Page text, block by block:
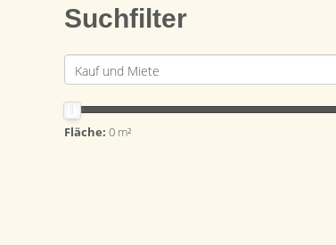
Suchfilter
Fläche: 0 m²